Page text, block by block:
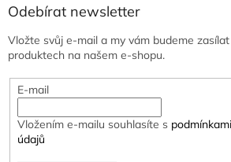
Odebírat newsletter
Vložte svůj e-mail a my vám budeme
produktech na našem e-shopu.
E-mail
Vložením e-mailu souhlasíte s
údajů